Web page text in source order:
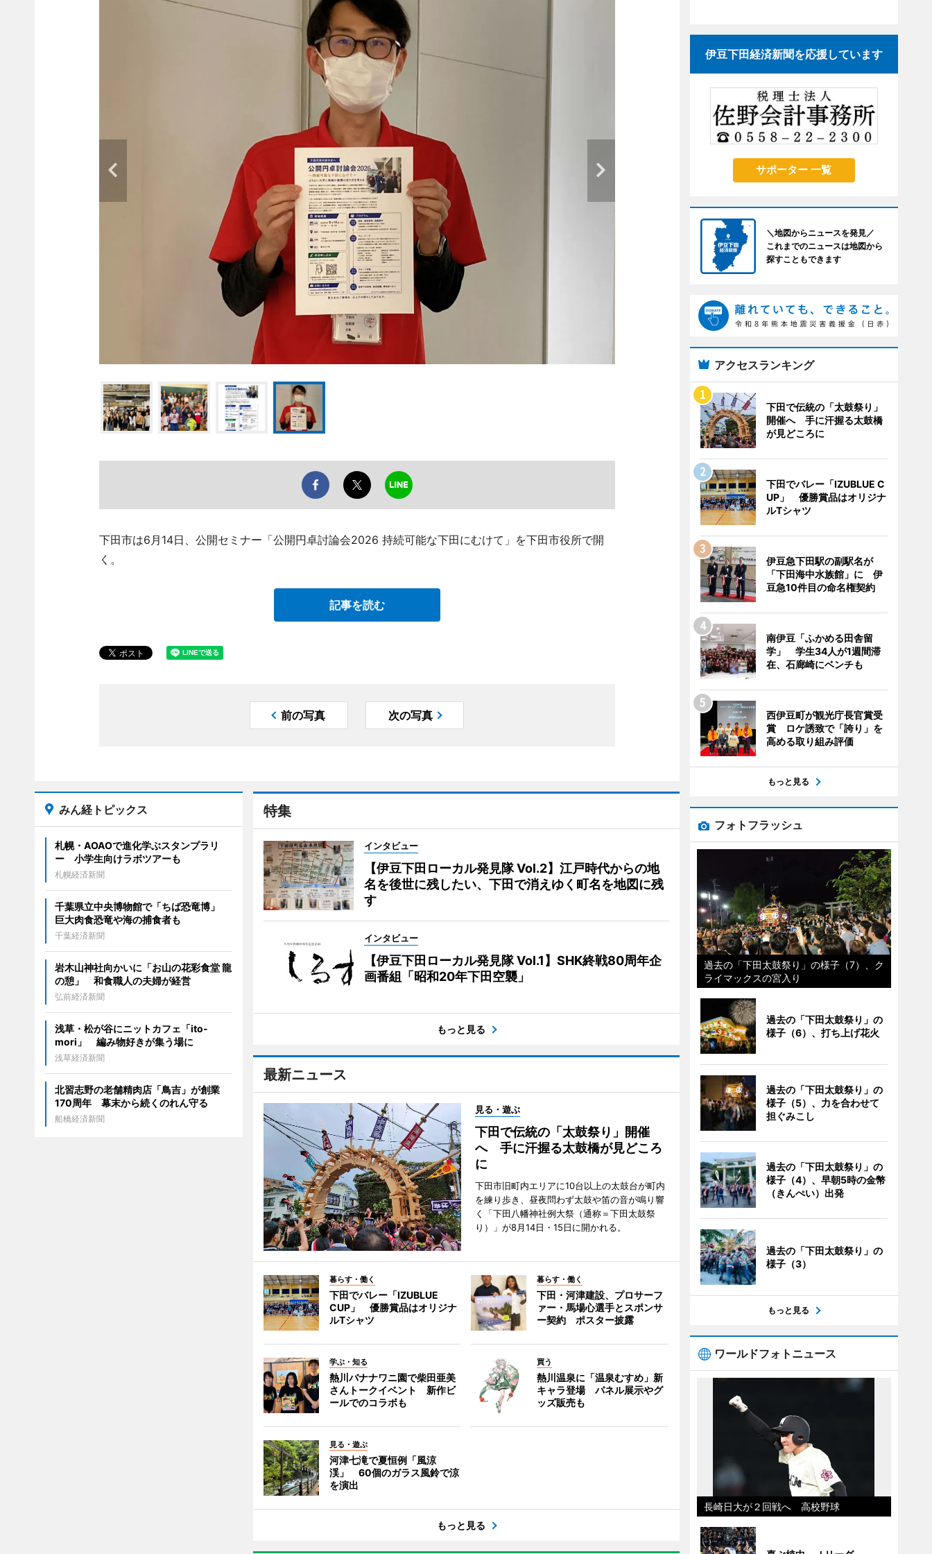
下田市は6月14日、公開セミナー「公開円卓討論会2026 持続可能な下田にむけて」を下田市役所で開
く。
記事を読む
前の写真 次の写真
特集
インタビュー
【伊豆下田ローカル発見隊 Vol.2】江戸時代からの地
名を後世に残したい、下田で消えゆく町名を地図に残
す
インタビュー
【伊豆下田ローカル発見隊 Vol.1】SHK終戦80周年企
画番組「昭和20年下田空襲」
もっと見る
最新ニュース
見る・遊ぶ
下田で伝統の「太鼓祭り」開催
へ 手に汗握る太鼓橋が見どころ
に
下田市旧町内エリアに10台以上の太鼓台が町内
を練り歩き、昼夜問わず太鼓や笛の音が鳴り響
く「下田八幡神社例大祭（通称＝下田太鼓祭
り）」が8月14日・15日に開かれる。
暮らす・働く
下田でバレー「IZUBLUE
CUP」 優勝賞品はオリジナ
ルTシャツ
暮らす・働く
下田・河津建設、プロサーフ
ァー・馬場心選手とスポンサ
ー契約 ポスター披露
学ぶ・知る
熱川バナナワニ園で柴田亜美
さんトークイベント 新作ビ
ールでのコラボも
買う
熱川温泉に「温泉むすめ」新
キャラ登場 パネル展示やグ
ッズ販売も
見る・遊ぶ
河津七滝で夏恒例「風涼
渓」 60個のガラス風鈴で涼
を演出
もっと見る
みん経トピックス
札幌・AOAOで進化学ぶスタンプラリ
ー 小学生向けラボツアーも
札幌経済新聞
千葉県立中央博物館で「ちば恐竜博」
巨大肉食恐竜や海の捕食者も
千葉経済新聞
岩木山神社向かいに「お山の花彩食堂 龍
の憩」 和食職人の夫婦が経営
弘前経済新聞
浅草・松が谷にニットカフェ「ito-
mori」 編み物好きが集う場に
浅草経済新聞
北習志野の老舗精肉店「鳥吉」が創業
170周年 幕末から続くのれん守る
船橋経済新聞
伊豆下田経済新聞を応援しています
サポーター 一覧
＼地図からニュースを発見／
これまでのニュースは地図から
探すこともできます
アクセスランキング
下田で伝統の「太鼓祭り」
開催へ 手に汗握る太鼓橋
が見どころに
下田でバレー「IZUBLUE C
UP」 優勝賞品はオリジナ
ルTシャツ
伊豆急下田駅の副駅名が
「下田海中水族館」に 伊
豆急10件目の命名権契約
南伊豆「ふかめる田舎留
学」 学生34人が1週間滞
在、石廊崎にベンチも
西伊豆町が観光庁長官賞受
賞 ロケ誘致で「誇り」を
高める取り組み評価
もっと見る
フォトフラッシュ
過去の「下田太鼓祭り」の様子（7）、ク
ライマックスの宮入り
過去の「下田太鼓祭り」の
様子（6）、打ち上げ花火
過去の「下田太鼓祭り」の
様子（5）、力を合わせて
担ぐみこし
過去の「下田太鼓祭り」の
様子（4）、早朝5時の金幣
（きんぺい）出発
過去の「下田太鼓祭り」の
様子（3）
もっと見る
ワールドフォトニュース
長崎日大が２回戦へ 高校野球